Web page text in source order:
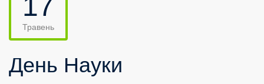
17
Травень
День Науки